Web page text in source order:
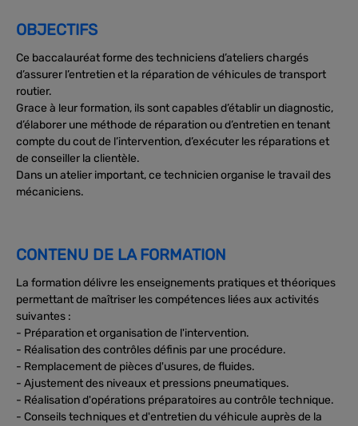
OBJECTIFS
Ce baccalauréat forme des techniciens d’ateliers chargés
d’assurer l’entretien et la réparation de véhicules de transport
routier.
Grace à leur formation, ils sont capables d’établir un diagnostic,
d’élaborer une méthode de réparation ou d’entretien en tenant
compte du cout de l’intervention, d’exécuter les réparations et
de conseiller la clientèle.
Dans un atelier important, ce technicien organise le travail des
mécaniciens.
CONTENU DE LA FORMATION
La formation délivre les enseignements pratiques et théoriques
permettant de maîtriser les compétences liées aux activités
suivantes :
- Préparation et organisation de l'intervention.
- Réalisation des contrôles définis par une procédure.
- Remplacement de pièces d'usures, de fluides.
- Ajustement des niveaux et pressions pneumatiques.
- Réalisation d'opérations préparatoires au contrôle technique.
- Conseils techniques et d'entretien du véhicule auprès de la